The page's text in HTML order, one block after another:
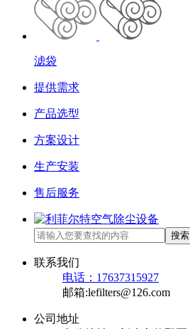
滤袋
提供需求
产品选型
方案设计
生产安装
售后服务
搜索
联系我们
电话：17637315927
邮箱:lefilters@126.com
公司地址